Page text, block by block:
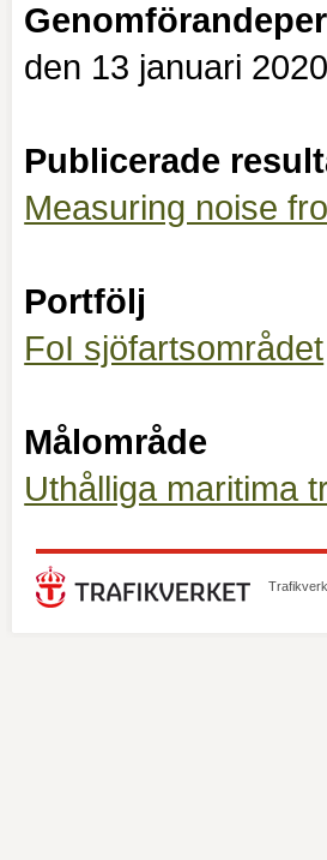
den 13 januari
Publicerade
Measuring noise
Portfölj
FoI sjöfartsområdet
Målområde
Uthålliga maritima